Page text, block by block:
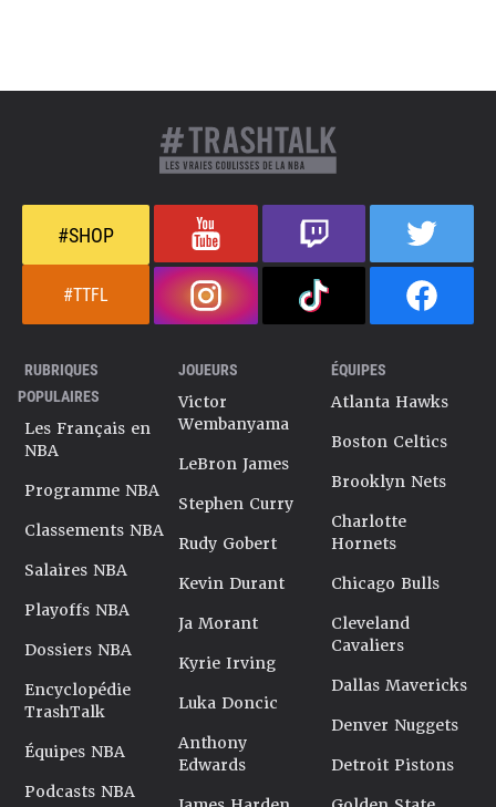
#SHOP
#TTFL
RUBRIQUES
POPULAIRES
Les Français en
NBA
Programme NBA
Classements NBA
Salaires NBA
Playoffs NBA
Dossiers NBA
Encyclopédie
TrashTalk
Équipes NBA
Podcasts NBA
JOUEURS
Victor
Wembanyama
LeBron James
Stephen Curry
Rudy Gobert
Kevin Durant
Ja Morant
Kyrie Irving
Luka Doncic
Anthony
Edwards
ÉQUIPES
Atlanta Hawks
Boston Celtics
Brooklyn Nets
Charlotte
Hornets
Chicago Bulls
Cleveland
Cavaliers
Dallas Mavericks
Denver Nuggets
Detroit Pistons